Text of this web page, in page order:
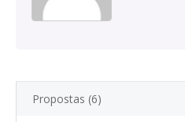
Propostas (6)